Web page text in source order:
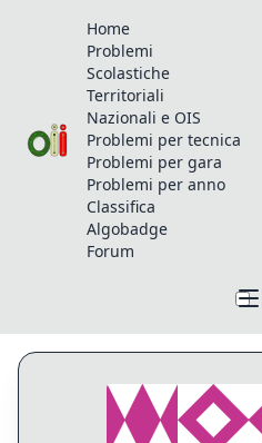
Home
Problemi
Scolastiche
Territoriali
Nazionali e OIS
Problemi per tecnica
Problemi per gara
Problemi per anno
Classifica
Algobadge
Forum
Profilo di ssitaram